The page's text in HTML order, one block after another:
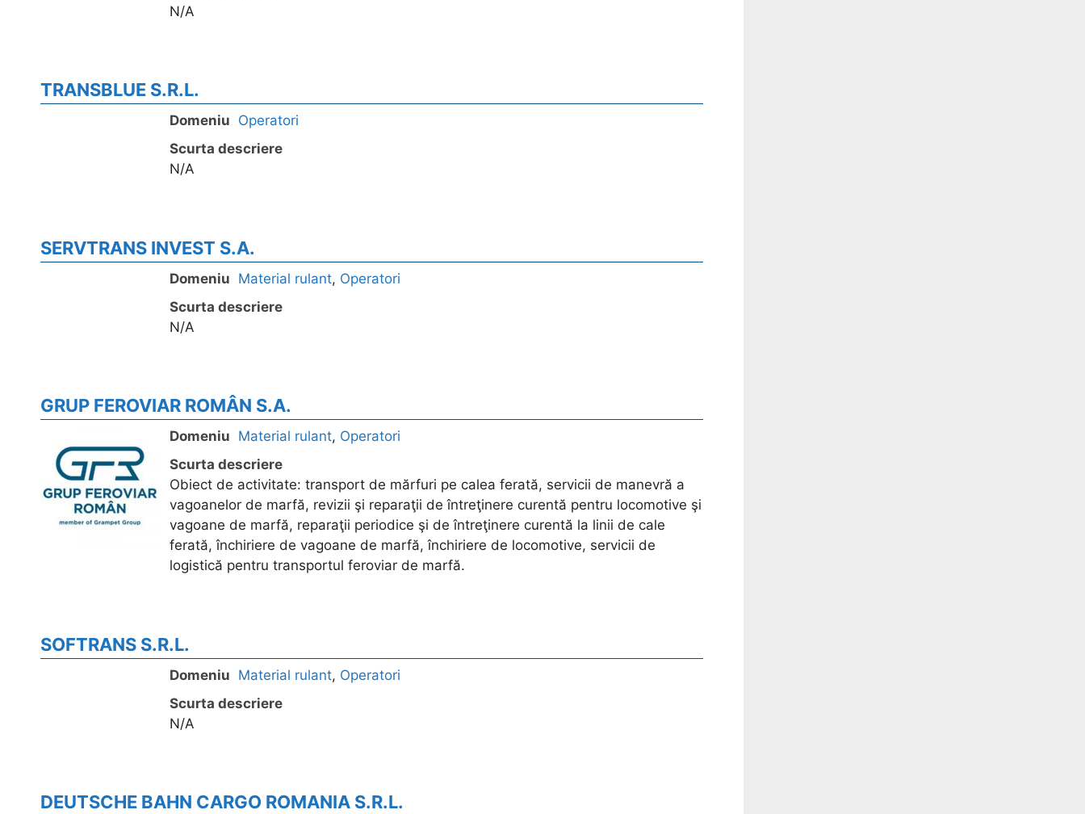
N/A
TRANSBLUE S.R.L.
Domeniu Operatori
Scurta descriere
N/A
SERVTRANS INVEST S.A.
Domeniu Material rulant, Operatori
Scurta descriere
N/A
GRUP FEROVIAR ROMÂN S.A.
Domeniu Material rulant, Operatori
Scurta descriere
Obiect de activitate: transport de mărfuri pe calea ferată, servicii de manevră a
vagoanelor de marfă, revizii şi reparaţii de întreţinere curentă pentru locomotive şi
vagoane de marfă, reparaţii periodice şi de întreţinere curentă la linii de cale
ferată, închiriere de vagoane de marfă, închiriere de locomotive, servicii de
logistică pentru transportul feroviar de marfă.
SOFTRANS S.R.L.
Domeniu Material rulant, Operatori
Scurta descriere
N/A
DEUTSCHE BAHN CARGO ROMANIA S.R.L.